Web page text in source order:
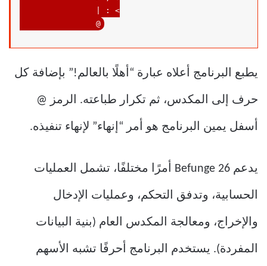
                @
يطبع البرنامج أعلاه عبارة “أهلًا بالعالم!” بإضافة كل
حرف إلى المكدس، ثم تكرار طباعته. الرمز @
أسفل يمين البرنامج هو أمر “إنهاء” لإنهاء تنفيذه.
يدعم Befunge 26 أمرًا مختلفًا، تشمل العمليات
الحسابية، وتدفق التحكم، وعمليات الإدخال
والإخراج، ومعالجة المكدس العام (بنية البيانات
المفردة). يستخدم البرنامج أحرفًا تشبه الأسهم